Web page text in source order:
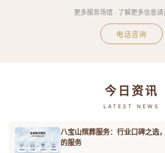
更多服务场馆 · 了解更多信息请
电话咨询
今日资讯
LATEST NEWS
八宝山殡葬服务：行业口碑之选
的服务